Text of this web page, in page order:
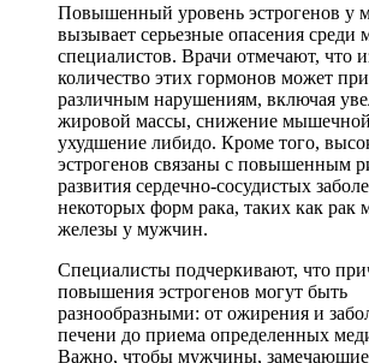
Повышенный уровень эстрогенов у
вызывает серьезные опасения среди
специалистов. Врачи отмечают, что
количество этих гормонов может
различным нарушениям, включая
жировой массы, снижение
ухудшение либидо. Кроме того,
эстрогенов связаны с повышенным
развития сердечно-сосудистых
некоторых форм рака, таких как рак
железы у мужчин.
Специалисты подчеркивают, что
повышения эстрогенов могут быть
разнообразными: от ожирения и
печени до приема определенных
Важно, чтобы мужчины, замечающие